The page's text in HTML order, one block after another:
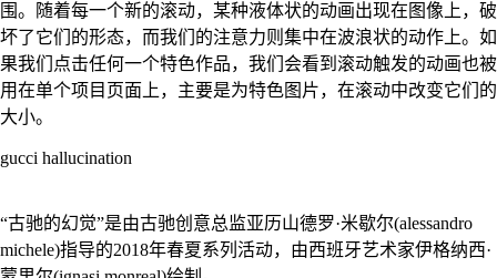
围。随着每一个新的滚动，某种液体状的动画出现在图像上，破
坏了它们的形态，而我们的注意力则集中在波浪状的动作上。如
果我们点击任何一个特色作品，我们会看到滚动触发的动画也被
用在单个项目页面上，主要是为特色图片，在滚动中改变它们的
大小。
gucci hallucination
“古驰的幻觉”是由古驰创意总监亚历山德罗·米歇尔(alessandro
michele)指导的2018年春夏系列活动，由西班牙艺术家伊格纳西·